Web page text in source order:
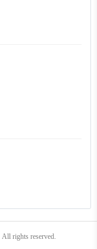
All rights reserved.